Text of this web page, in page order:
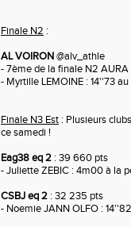
Finale N2 :
AL VOIRON@alv_athle
- 7ème de la finale N2
- Myrtille LEMOINE : 14''73
Finale N3 Est : Plusieurs
ce samedi !
Eag38 eq 2 : 39 660 pts
- Juliette ZEBIC : 4m00 à la
CSBJ eq 2 : 32 235 pts
- Noemie JANN OLFO :